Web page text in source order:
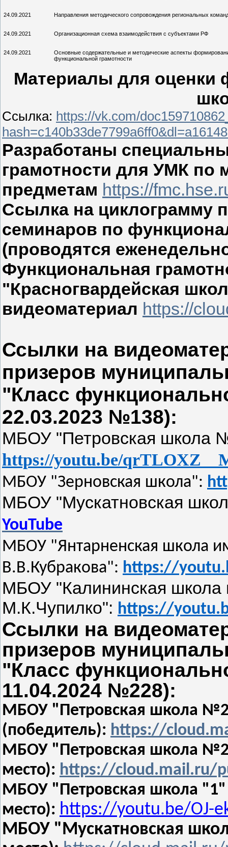
24.09.2021 Направления методического сопровождения региональных
24.09.2021 Организационная схема взаимодействия с субъектами РФ
24.09.2021
Основные содержательные и методические аспекты
функциональной грамотности
Материалы для оценки
Ссылка: https://vk.com/
Разработаны
грамотности для УМК по
предметам https://
Ссылка на циклограмму
семинаров по
(проводятся
Функциональная
"Красногвардейская
видеоматериал https://
Ссылки на
призеров
"Класс
22.03.2023 №138):
МБОУ "Петровская школа
https://youtu.be/
МБОУ "Зерновская школа":
МБОУ "Мускатновская
YouTube
МБОУ "Янтарненская школа
В.В.Кубракова": https://
МБОУ "Калининская школа
М.К.Чупилко": https://
Ссылки на
призеров
"Класс
11.04.2024 №228):
МБОУ "Петровская школа
(победитель): https://
МБОУ "Петровская школа
место): https://cloud.mail.ru/
МБОУ "Петровская школа "1"
место): https://youtu.be/OJ-
МБОУ "Мускатновская